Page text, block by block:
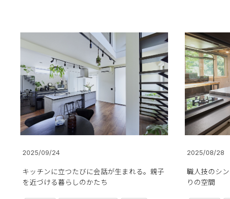
2025/09/24
キッチンに立つたびに会話が生まれる。親子
を近づける暮らしのかたち
2025/08/28
職人技のシ
りの空間